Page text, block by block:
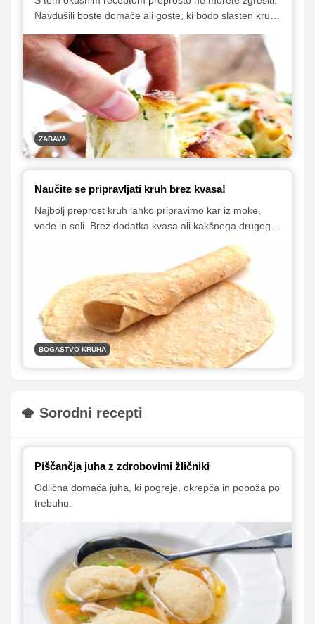
Navdušili boste domače ali goste, ki bodo slasten kruh
pa zavihajte rokave in opojno dišeč kruh s čebulo,
česnom in sirom poskusite tudi vi!
ZABAVA
Naučite se pripravljati kruh brez kvasa!
Najbolj preprost kruh lahko pripravimo kar iz moke,
vode in soli. Brez dodatka kvasa ali kakšnega drugega
način priprave kruha, ki se je ohranil povsod po svetu.
BOGASTVO KRUHA
Sorodni recepti
Piščančja juha z zdrobovimi žličniki
Odlična domača juha, ki pogreje, okrepča in poboža po
trebuhu.